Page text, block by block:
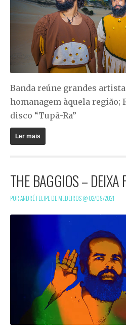
Banda reúne grandes
homanagem àquela região;
disco “Tupã-Ra”
Ler mais
THE BAGGIOS – DEIXA
POR ANDRÉ FELIPE DE MEDEIROS @02/09/2021